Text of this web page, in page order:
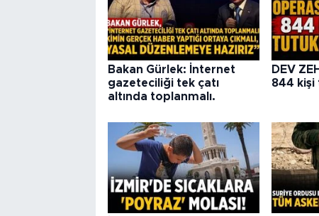
Bakan Gürlek: İnternet
gazeteciliği tek çatı
altında toplanmalı.
DEV
844 kişi